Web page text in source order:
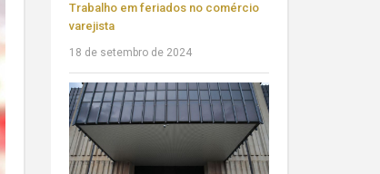
Trabalho em feriados no comércio
varejista
18 de setembro de 2024